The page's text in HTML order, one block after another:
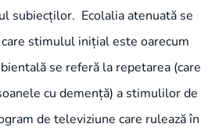
subiecților. Ecolalia atenuată se
stimulul inițial este oarecum
se referă la repetarea (care
cu demență) a stimulilor de
de televiziune care rulează în